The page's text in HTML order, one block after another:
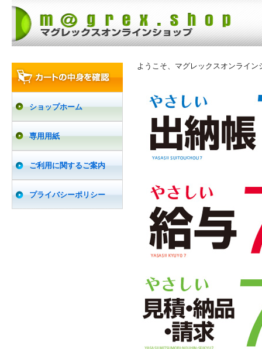
ショップホーム
専用用紙
ご利用に関するご案内
プライバシーポリシー
ようこそ、マグレックスオンライン